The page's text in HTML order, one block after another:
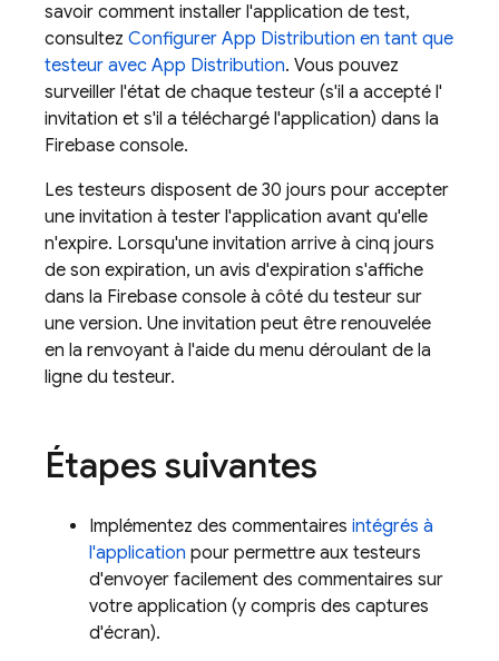
savoir comment installer l'application de test,
consultez Configurer App Distribution en tant que
testeur avec App Distribution. Vous pouvez
surveiller l'état de chaque testeur (s'il a accepté l'
invitation et s'il a téléchargé l'application) dans la
Firebase console.
Les testeurs disposent de 30 jours pour accepter
une invitation à tester l'application avant qu'elle
n'expire. Lorsqu'une invitation arrive à cinq jours
de son expiration, un avis d'expiration s'affiche
dans la Firebase console à côté du testeur sur
une version. Une invitation peut être renouvelée
en la renvoyant à l'aide du menu déroulant de la
ligne du testeur.
Étapes suivantes
Implémentez des commentaires intégrés à
l'application pour permettre aux testeurs
d'envoyer facilement des commentaires sur
votre application (y compris des captures
d'écran).